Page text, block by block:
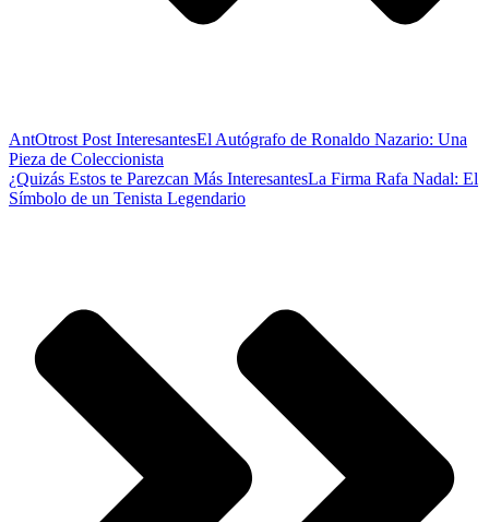
AntOtrost Post InteresantesEl Autógrafo de Ronaldo Nazario: Una
Pieza de Coleccionista
¿Quizás Estos te Parezcan Más InteresantesLa Firma Rafa Nadal: El
Símbolo de un Tenista Legendario